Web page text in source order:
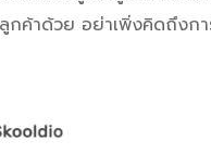
กค้าด้วย อย่าเพิ่งคิดถึงก